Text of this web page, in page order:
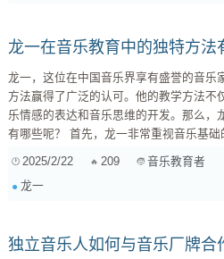
龙一在音乐教育中的独特方法
龙一，这位在中国音乐界享有盛誉的音乐
方法赢得了广泛的认可。他的教学方法不
乐情感的表达和音乐思维的开发。那么，
有哪些呢？ 首先，龙一非常重视音乐基础的训练。他认为，只有打下坚实
费大量的时间进行基本功的练习，如音阶
练习，却是音乐学习中不可或缺的一部分
2025/2/22 209 音乐教育者
龙一
独立音乐人如何与音乐厂牌合